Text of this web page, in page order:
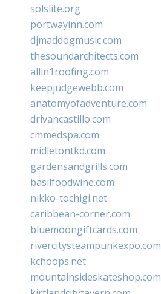
solslite.org
portwayinn.com
djmaddogmusic.com
thesoundarchitects.com
allin1roofing.com
keepjudgewebb.com
anatomyofadventure.com
drivancastillo.com
cmmedspa.com
midletontkd.com
gardensandgrills.com
basilfoodwine.com
nikko-tochigi.net
caribbean-corner.com
bluemoongiftcards.com
rivercitysteampunkexpo.com
kchoops.net
mountainsideskateshop.com